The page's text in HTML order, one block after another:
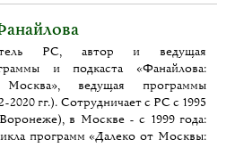
РС, автор и ведущая
и подкаста «Фанайлова:
Москва», ведущая программы
2020 гг.). Сотрудничает с РС с 1995
в Москве - с 1999 года:
программ «Далеко от Москвы: